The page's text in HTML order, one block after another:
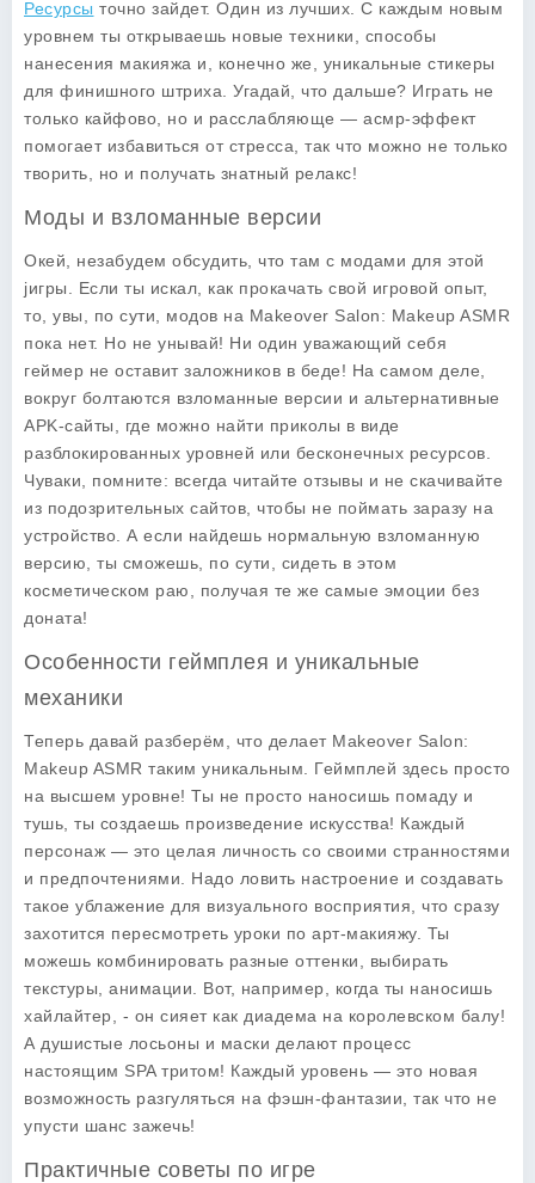
Ресурсы точно зайдет. Один из лучших. С каждым новым
уровнем ты открываешь новые техники, способы
нанесения макияжа и, конечно же, уникальные стикеры
для финишного штриха. Угадай, что дальше? Играть не
только кайфово, но и расслабляюще — асмр-эффект
помогает избавиться от стресса, так что можно не только
творить, но и получать знатный релакс!
Моды и взломанные версии
Окей, незабудем обсудить, что там с модами для этой
jигры. Если ты искал, как прокачать свой игровой опыт,
то, увы, по сути, модов на Makeover Salon: Makeup ASMR
пока нет. Но не унывай! Ни один уважающий себя
геймер не оставит заложников в беде! На самом деле,
вокруг болтаются взломанные версии и альтернативные
APK-сайты, где можно найти приколы в виде
разблокированных уровней или бесконечных ресурсов.
Чуваки, помните: всегда читайте отзывы и не скачивайте
из подозрительных сайтов, чтобы не поймать заразу на
устройство. А если найдешь нормальную взломанную
версию, ты сможешь, по сути, сидеть в этом
косметическом раю, получая те же самые эмоции без
доната!
Особенности геймплея и уникальные
механики
Теперь давай разберём, что делает Makeover Salon:
Makeup ASMR таким уникальным. Геймплей здесь просто
на высшем уровне! Ты не просто наносишь помаду и
тушь, ты создаешь произведение искусства! Каждый
персонаж — это целая личность со своими странностями
и предпочтениями. Надо ловить настроение и создавать
такое ублажение для визуального восприятия, что сразу
захотится пересмотреть уроки по арт-макияжу. Ты
можешь комбинировать разные оттенки, выбирать
текстуры, анимации. Вот, например, когда ты наносишь
хайлайтер, - он сияет как диадема на королевском балу!
А душистые лосьоны и маски делают процесс
настоящим SPA тритом! Каждый уровень — это новая
возможность разгуляться на фэшн-фантазии, так что не
упусти шанс зажечь!
Практичные советы по игре